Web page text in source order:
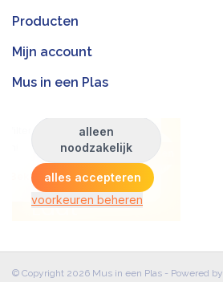
Producten
Mijn account
Mus in een Plas
© Copyright 2026 Mus in een Plas - Powered by